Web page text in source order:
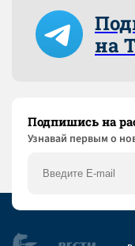
на
Подпишись на
Узнaвай первым о